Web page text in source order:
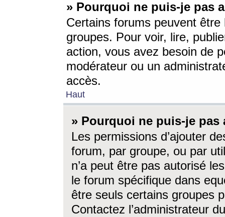
» Pourquoi ne puis-je pas
Certains forums peuvent être
groupes. Pour voir, lire,
action, vous avez besoin de
modérateur ou un
accès.
Haut
» Pourquoi ne puis-je
Les permissions d’ajouter
forum, par groupe, ou par
n’a peut être pas autorisé
le forum spécifique dans
être seuls certains groupes
Contactez l’administrateur